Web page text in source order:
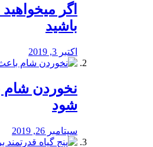
اگر
باشید
اکتبر 3, 2019
نخوردن شام
‌شود
سپتامبر 26, 2019